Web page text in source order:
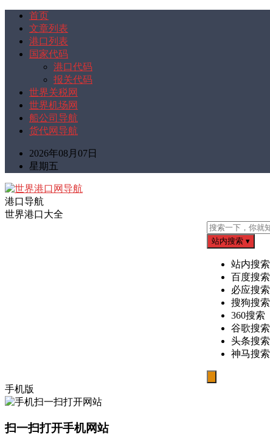
首页
文章列表
港口列表
国家代码
港口代码
报关代码
世界关税网
世界机场网
船公司导航
货代网导航
2026年08月07日
星期五
港口导航
世界港口大全
站内搜索 ▾
站内搜索
百度搜索
必应搜索
搜狗搜索
360搜索
谷歌搜索
头条搜索
神马搜索
搜
手机版
扫一扫打开手机网站